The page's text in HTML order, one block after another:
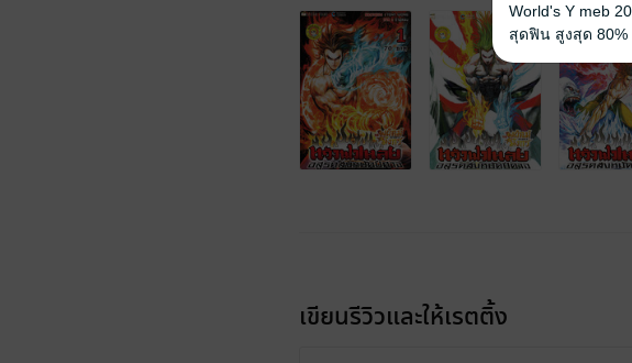
เขียนรีวิวและให้เรตติ้ง
World's Y meb
สุดฟิน สูงสุด 80%